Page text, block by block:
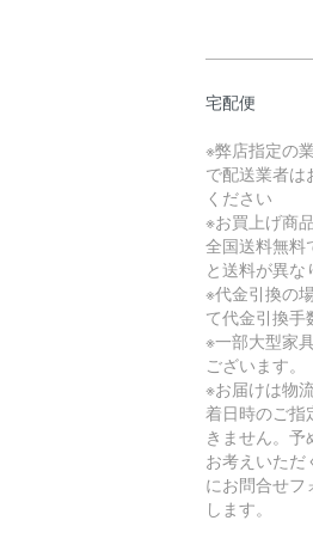
宅配便
※弊店指定の
で配送業者は
ください
※お買上げ商
全国送料無料
と送料が異な
※代金引換の
て代金引換手
※一部大型家
ございます。
※お届けは物
着日時のご指
きません。予
お考えいただ
にお問合せフ
します。